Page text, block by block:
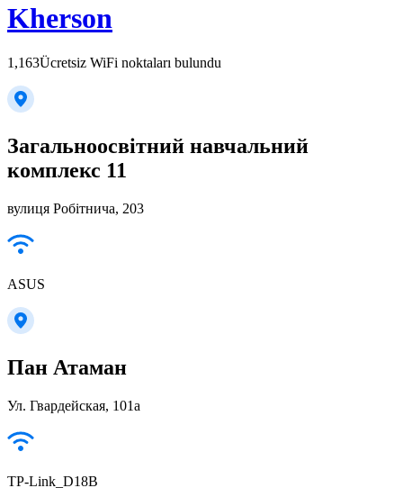
Kherson
1,163Ücretsiz WiFi noktaları bulundu
Загальноосвiтний навчальний
комплекс 11
вулиця Робітнича, 203
ASUS
Пан Атаман
Ул. Гвардейская, 101а
TP-Link_D18B